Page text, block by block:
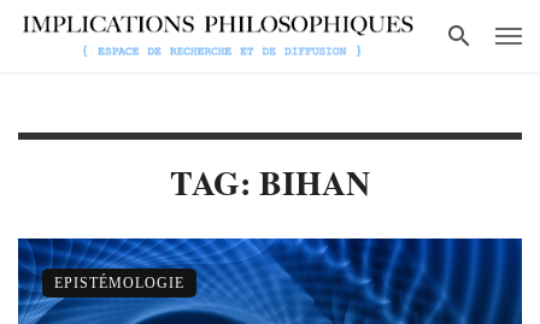
TAG: BIHAN
EPISTÉMOLOGIE